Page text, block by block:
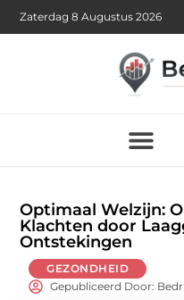
Zaterdag 8 Augustus 2026
Optimaal Welzijn:
Klachten door
Ontstekingen
GEZONDHEID
Gepubliceerd Door: